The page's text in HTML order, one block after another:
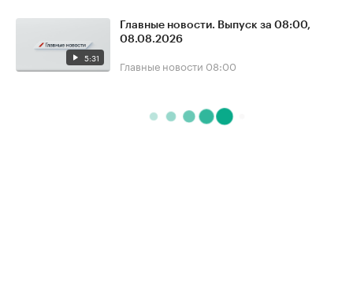
5:31
Главные новости. Выпуск за 08:00,
08.08.2026
Главные новости 08:00